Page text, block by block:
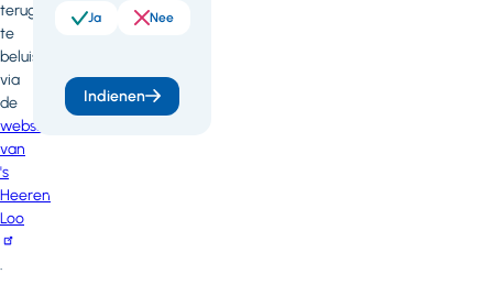
terug
te
beluisteren
via
de
website
van
's
Heeren
Loo
.
meer
of
vragen
Ja Nee
Indienen